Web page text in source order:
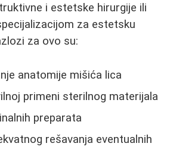
i estetske hirurgije ili
za estetsku
za ovo su:
anatomije mišića lica
primeni sterilnog materijala
preparata
rešavanja eventualnih